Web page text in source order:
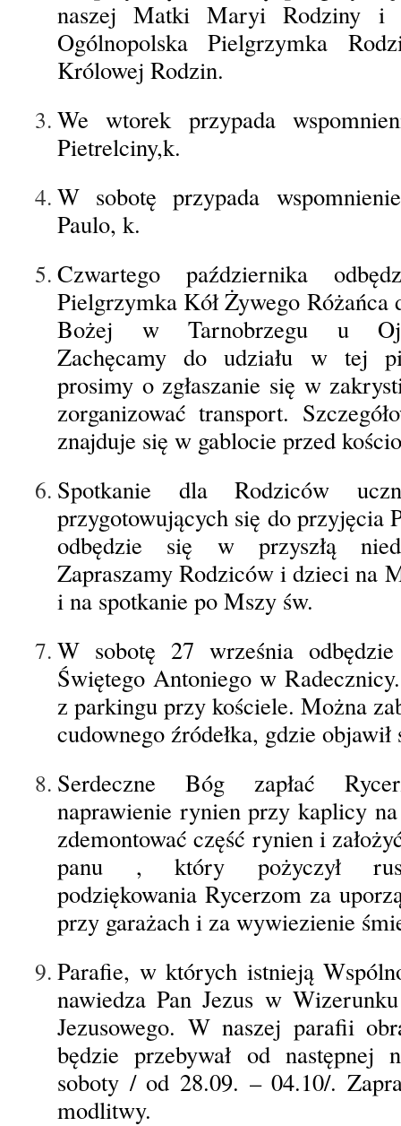
naszej Matki Maryi Rodziny i
Ogólnopolska Pielgrzymka
Królowej Rodzin.
We wtorek przypada
Pietrelciny,k.
W sobotę przypada
Paulo, k.
Czwartego października
Pielgrzymka Kół Żywego
Bożej w Tarnobrzegu u
Zachęcamy do udziału w tej
prosimy o zgłaszanie się w
zorganizować transport.
znajduje się w gablocie przed
Spotkanie dla Rodziców
przygotowujących się do przyjęcia
odbędzie się w przyszłą
Zapraszamy Rodziców i dzieci na
i na spotkanie po Mszy św.
W sobotę 27 września
Świętego Antoniego w
z parkingu przy kościele. Można
cudownego źródełka, gdzie
Serdeczne Bóg zapłać
naprawienie rynien przy kaplicy na
zdemontować część rynien i
panu , który pożyczył
podziękowania Rycerzom za
przy garażach i za wywiezienie
Parafie, w których istnieją
nawiedza Pan Jezus w
Jezusowego. W naszej parafii
będzie przebywał od następnej
soboty / od 28.09. – 04.10/.
modlitwy.